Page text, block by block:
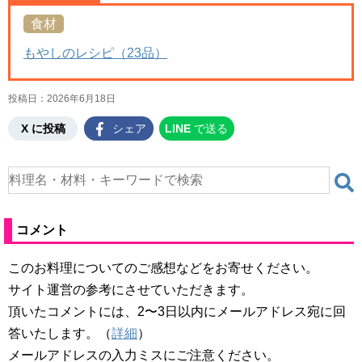
食材
もやしのレシピ（23品）
投稿日： 2026年6月18日
X に投稿 シェア LINE で送る
コメント
このお料理についてのご感想などをお寄せください。
サイト運営の参考にさせていただきます。
頂いたコメントには、2〜3日以内にメールアドレス宛に回
答いたします。（詳細）
メールアドレスの入力ミスにご注意ください。